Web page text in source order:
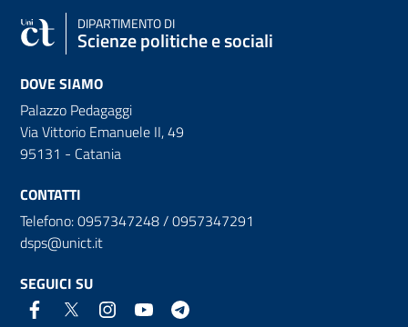
DIPARTIMENTO DI
Scienze politiche e sociali
DOVE SIAMO
Palazzo Pedagaggi
Via Vittorio Emanuele II, 49
95131 - Catania
CONTATTI
Telefono: 0957347248 / 0957347291
dsps@unict.it
SEGUICI SU